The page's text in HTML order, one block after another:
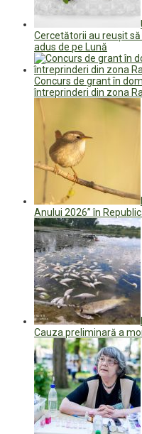
Cercetătorii au reușit
adus de pe Lună
Concurs de grant în
întreprinderi din zona
Anului 2026” în
Cauza preliminară a